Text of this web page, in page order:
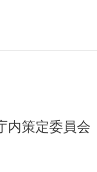
内策定委員会